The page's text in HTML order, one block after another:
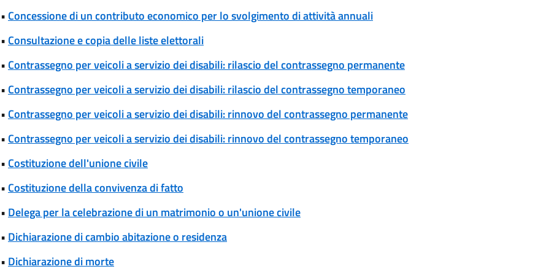
• Concessione di un contributo economico per lo svolgimento di attività annuali
• Consultazione e copia delle liste elettorali
• Contrassegno per veicoli a servizio dei disabili: rilascio del contrassegno permanente
• Contrassegno per veicoli a servizio dei disabili: rilascio del contrassegno temporaneo
• Contrassegno per veicoli a servizio dei disabili: rinnovo del contrassegno permanente
• Contrassegno per veicoli a servizio dei disabili: rinnovo del contrassegno temporaneo
• Costituzione dell'unione civile
• Costituzione della convivenza di fatto
• Delega per la celebrazione di un matrimonio o un'unione civile
• Dichiarazione di cambio abitazione o residenza
• Dichiarazione di morte